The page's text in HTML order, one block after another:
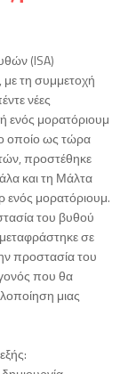
(ISA)
με τη συμμετοχή
νέες
ενός μορατόριουμ
οποίο ως τώρα
προστέθηκε
και τη Μάλτα
ενός μορατόριουμ.
του βυθού
σε
προστασία του
που θα
μιας